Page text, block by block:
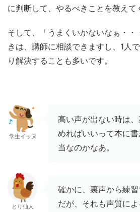
に判断して、やるべきことを教えて
そして、「うまくいかないなぁ・・
きは、講師に相談できますし、1人
り解決することも多いです。
学生イッヌ
高い声が出ない時は
めればいいって本に
当なのかなあ。
とり仙人
確かに、裏声から練
だが、それも声質に